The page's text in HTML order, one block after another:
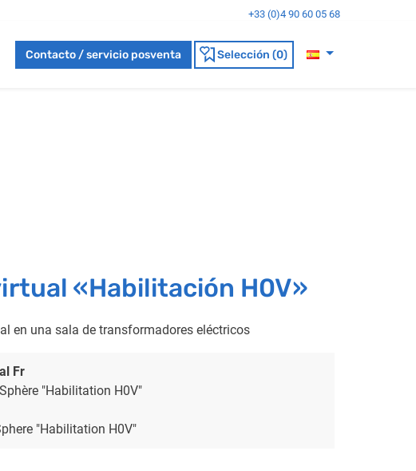
+33 (0)4 90 60 05 68
Contacto / servicio posventa Selección (0)
«Habilitación H0V»
en una sala de transformadores eléctricos
Fr
"Habilitation H0V"
"Habilitation H0V"